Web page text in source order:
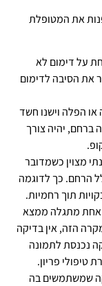
את המטופלת
על דימום לא
את הסיבה לדימום
הפלה וישנו חשד
ברחם, יהיה צורך
מצוין כשמדובר
הרחם. כך לדוגמה
תוך רחמיות.
אחת מתגלה ממצא
הזה, אין בדיקה
נכנסת לתמונה
פריון.
שמשתמשים בה